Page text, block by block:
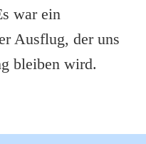
war ein
Ausflug, der uns
bleiben wird.